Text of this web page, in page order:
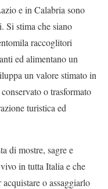
e in Calabria sono
Si stima che siano
raccoglitori
ed alimentano un
un valore stimato in
o trasformato
turistica ed
di mostre, sagre e
in tutta Italia e che
o assaggiarlo